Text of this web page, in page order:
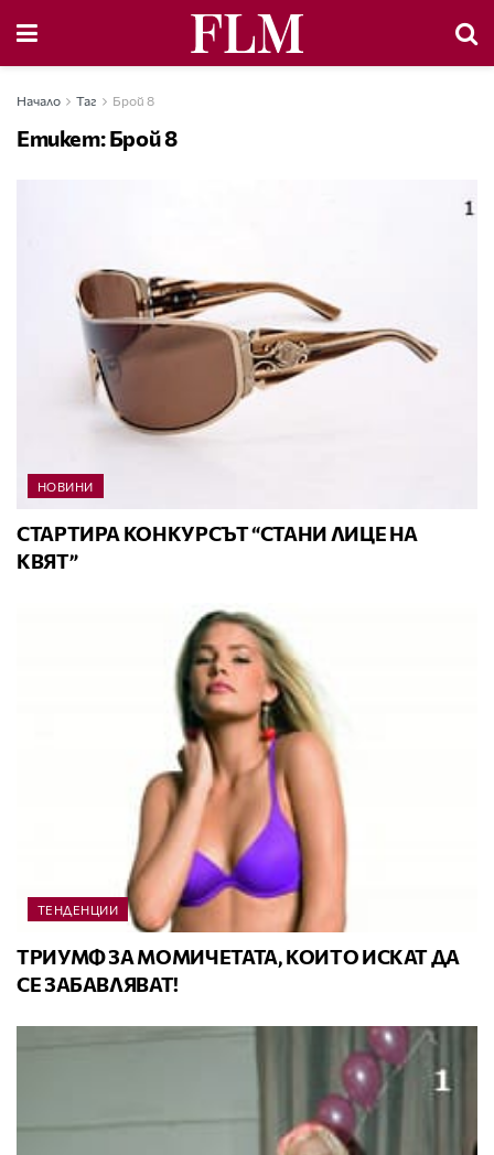
Начало Таг Брой 8
Етикет:Брой 8
НОВИНИ
СТАРТИРА КОНКУРСЪТ “СТАНИ ЛИЦЕ НА
КВЯТ”
ТЕНДЕНЦИИ
ТРИУМФ ЗА МОМИЧЕТАТА, КОИТО ИСКАТ ДА
СЕ ЗАБАВЛЯВАТ!